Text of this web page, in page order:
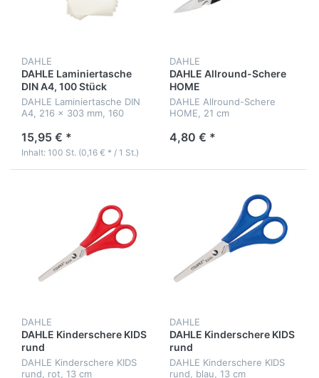
DAHLE
DAHLE Laminiertasche
DIN A4, 100 Stück
DAHLE Laminiertasche DIN
A4, 216 x 303 mm, 160
15,95 € *
Inhalt: 100 St. (0,16 € * / 1 St.)
DAHLE
DAHLE Allround-Schere
HOME
DAHLE Allround-Schere
HOME, 21 cm
4,80 € *
DAHLE
DAHLE Kinderschere KIDS
rund
DAHLE Kinderschere KIDS
rund, rot, 13 cm
DAHLE
DAHLE Kinderschere KIDS
rund
DAHLE Kinderschere KIDS
rund, blau, 13 cm